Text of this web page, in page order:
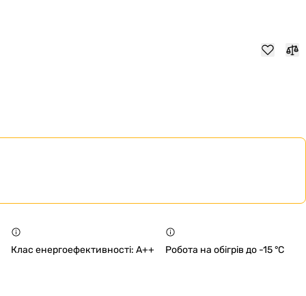
Клас енергоефективності: A++ Робота на обігрів до -15 °C